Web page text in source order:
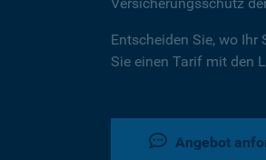
Entscheiden Sie, wo
Sie einen Tarif mit den
Angebot